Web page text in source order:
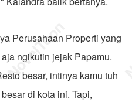
Perusahaan Properti yang
ngikutin jejak Papamu.
besar, intinya kamu tuh
di kota ini. Tapi,